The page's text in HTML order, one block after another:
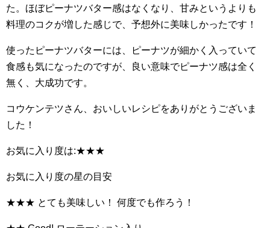
た。ほぼピーナツバター感はなくなり、甘みというよりも
料理のコクが増した感じで、予想外に美味しかったです！
使ったピーナツバターには、ピーナツが細かく入っていて
食感も気になったのですが、良い意味でピーナツ感は全く
無く、大成功です。
コウケンテツさん、おいしいレシピをありがとうございま
した！
お気に入り度は:★★★
お気に入り度の星の目安
★★★ とても美味しい！ 何度でも作ろう！